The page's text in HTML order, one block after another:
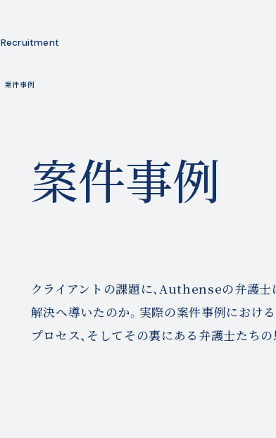
Recruitment
案件事例
案件事例
クライアントの課題に、Authenseの弁護士
解決へ導いたのか。実際の案件事例におけ
プロセス、そしてその裏にある弁護士たちの